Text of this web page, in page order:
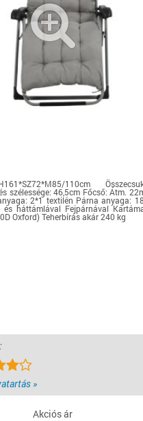
110cm
szélessége: 46,5cm Főcső: Átm.
2*1 textilén Párna anyaga:
háttámlával Fejpárnával
Oxford) Teherbírás akár 240 kg
»
Akciós ár